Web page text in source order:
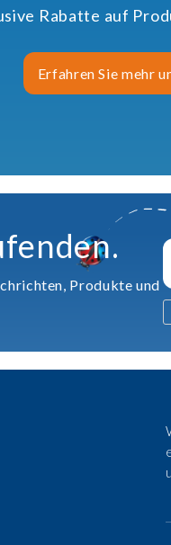
Rabatte auf
Erfahren Sie mehr
Produkte und